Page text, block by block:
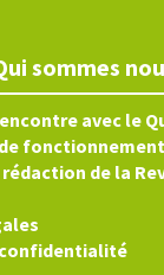
sommes
avec le
fonctionnement
de la